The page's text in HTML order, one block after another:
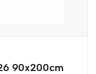
90x200cm